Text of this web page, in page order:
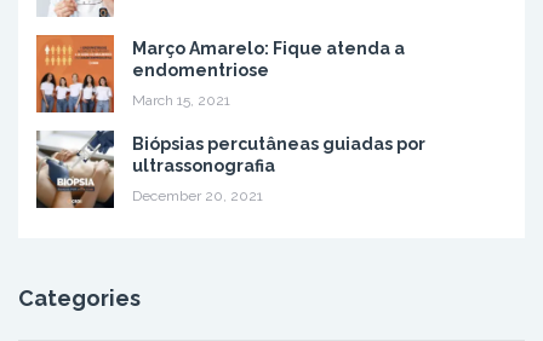
Março Amarelo: Fique atenda a
endomentriose
March 15, 2021
Biópsias percutâneas guiadas por
ultrassonografia
December 20, 2021
Categories